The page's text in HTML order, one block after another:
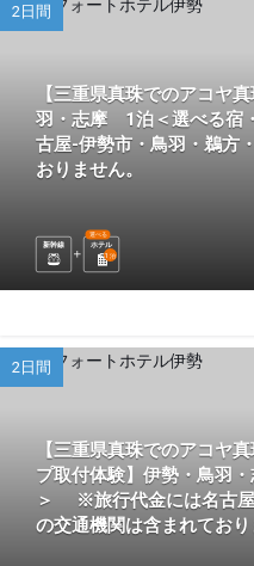
2日間
【三重県真珠でのアコヤ
羽・志摩 1泊＜選べる
古屋-伊勢市・鳥羽・鵜方
おりません。
新幹線 ホテル
選べる
1 泊
2日間
【三重県真珠でのアコヤ
プ取付体験】伊勢・鳥羽
＞ ※旅行代金には名古屋
の交通機関は含まれており